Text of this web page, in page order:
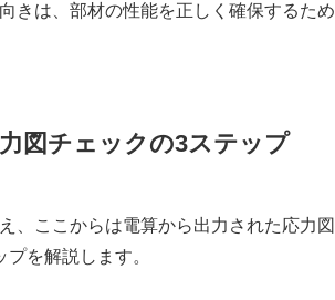
きは、部材の性能を正しく確保するため
図チェックの3ステップ
、ここからは電算から出力された応力
を解説します。